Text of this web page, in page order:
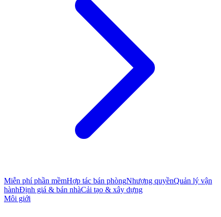
Miễn phí phần mềmHợp tác bán phòngNhượng quyềnQuản lý vận
hànhĐịnh giá & bán nhàCải tạo & xây dựng
Môi giới